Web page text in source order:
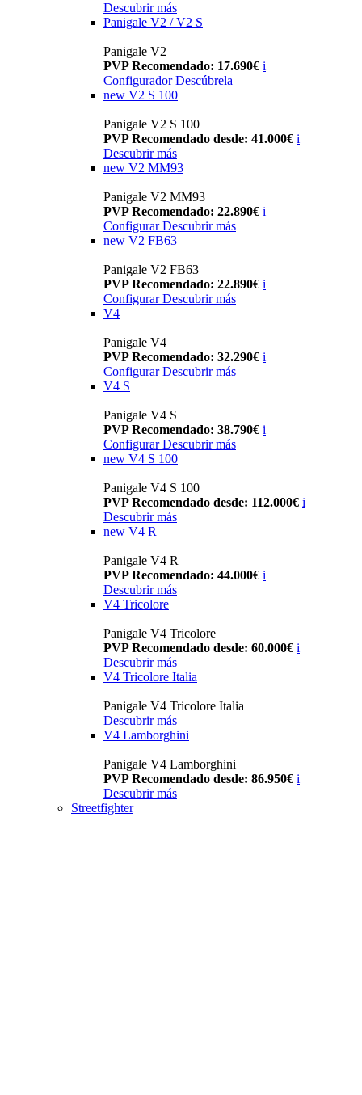
Descubrir más
Panigale V2 / V2 S
Panigale V2
PVP Recomendado: 17.690€ i
Configurador Descúbrela
new V2 S 100
Panigale V2 S 100
PVP Recomendado desde: 41.000€ i
Descubrir más
new V2 MM93
Panigale V2 MM93
PVP Recomendado: 22.890€ i
Configurar Descubrir más
new V2 FB63
Panigale V2 FB63
PVP Recomendado: 22.890€ i
Configurar Descubrir más
V4
Panigale V4
PVP Recomendado: 32.290€ i
Configurar Descubrir más
V4 S
Panigale V4 S
PVP Recomendado: 38.790€ i
Configurar Descubrir más
new V4 S 100
Panigale V4 S 100
PVP Recomendado desde: 112.000€ i
Descubrir más
new V4 R
Panigale V4 R
PVP Recomendado: 44.000€ i
Descubrir más
V4 Tricolore
Panigale V4 Tricolore
PVP Recomendado desde: 60.000€ i
Descubrir más
V4 Tricolore Italia
Panigale V4 Tricolore Italia
Descubrir más
V4 Lamborghini
Panigale V4 Lamborghini
PVP Recomendado desde: 86.950€ i
Descubrir más
Streetfighter